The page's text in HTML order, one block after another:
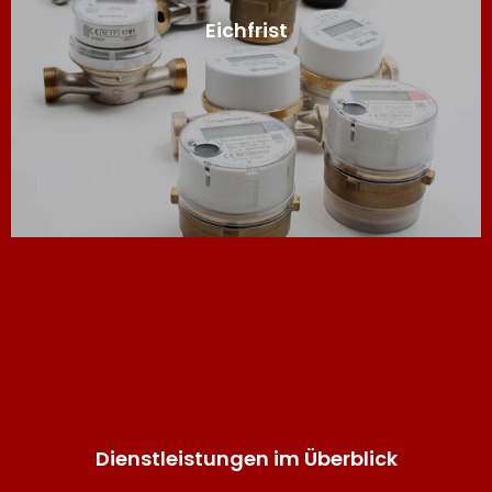
Eichfrist
Überwachung von Eichfristen
Dienstleistungen im Überblick
Ihre Vorteile